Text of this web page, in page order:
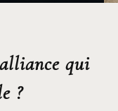
qui
?